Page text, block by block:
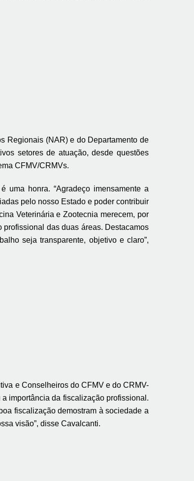
Regionais (NAR) e do Departamento de
setores de atuação, desde questões
CFMV/CRMVs.
uma honra. “Agradeço imensamente a
pelo nosso Estado e poder contribuir
Veterinária e Zootecnia merecem, por
das duas áreas. Destacamos
seja transparente, objetivo e claro”,
e Conselheiros do CFMV e do CRMV-
importância da fiscalização profissional.
fiscalização demostram à sociedade a
visão”, disse Cavalcanti.